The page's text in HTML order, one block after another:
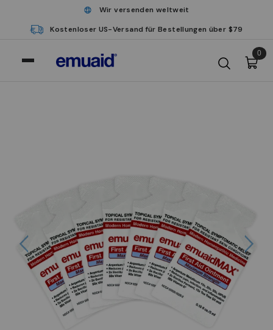
Wir versenden weltweit
Kostenloser US-Versand für Bestellungen über $79
0